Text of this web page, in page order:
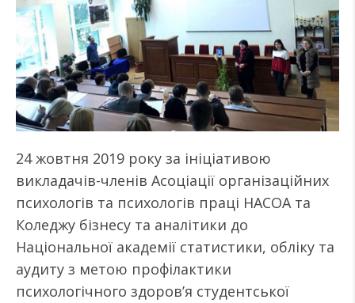
24 жовтня 2019 року за ініціативою
викладачів-членів Асоціації організаційних
психологів та психологів праці НАСОА та
Коледжу бізнесу та аналітики до
Національної академії статистики, обліку та
аудиту з метою профілактики
психологічного здоров’я студентської